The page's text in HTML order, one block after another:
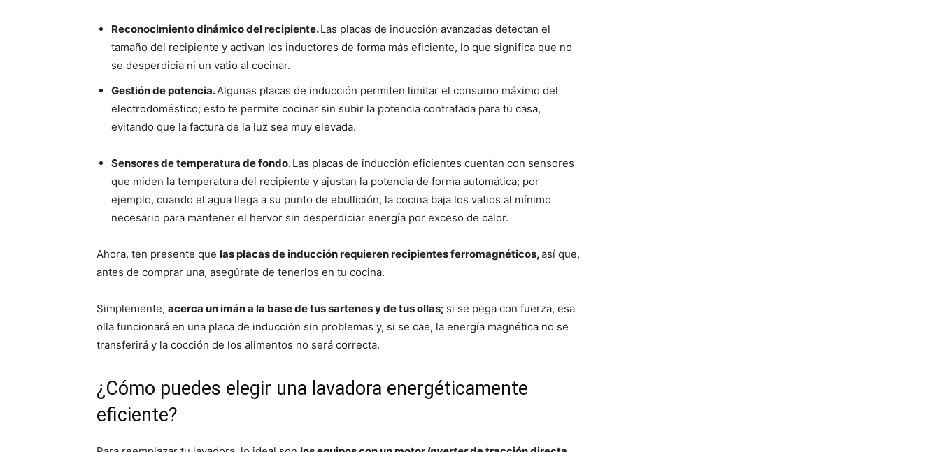
Reconocimiento dinámico del recipiente.Las placas de inducción avanzadas detectan el
tamaño del recipiente y activan los inductores de forma más eficiente, lo que significa que no
se desperdicia ni un vatio al cocinar.
Gestión de potencia.Algunas placas de inducción permiten limitar el consumo máximo del
electrodoméstico; esto te permite cocinar sin subir la potencia contratada para tu casa,
evitando que la factura de la luz sea muy elevada.
Sensores de temperatura de fondo.Las placas de inducción eficientes cuentan con sensores
que miden la temperatura del recipiente y ajustan la potencia de forma automática; por
ejemplo, cuando el agua llega a su punto de ebullición, la cocina baja los vatios al mínimo
necesario para mantener el hervor sin desperdiciar energía por exceso de calor.
Ahora, ten presente que las placas de inducción requieren recipientes ferromagnéticos,así que,
antes de comprar una, asegúrate de tenerlos en tu cocina.
Simplemente, acerca un imán a la base de tus sartenes y de tus ollas; si se pega con fuerza, esa
olla funcionará en una placa de inducción sin problemas y, si se cae, la energía magnética no se
transferirá y la cocción de los alimentos no será correcta.
¿Cómo puedes elegir una lavadora energéticamente
eficiente?